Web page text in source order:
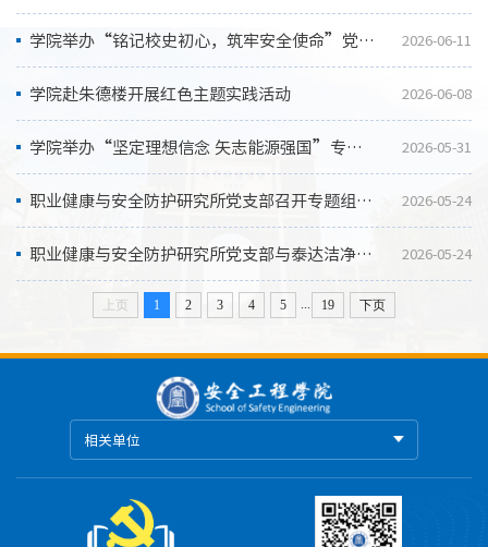
学院举办“铭记校史初心，筑牢安全使命”党员主题教育活动 2026-06-11
学院赴朱德楼开展红色主题实践活动 2026-06-08
学院举办“坚定理想信念 矢志能源强国”专题党课 2026-05-31
职业健康与安全防护研究所党支部召开专题组织生活会 2026-05-24
职业健康与安全防护研究所党支部与泰达洁净党支部开展共建交流活动 2026-05-24
上页 1 2 3 4 5 19 下页
相关单位